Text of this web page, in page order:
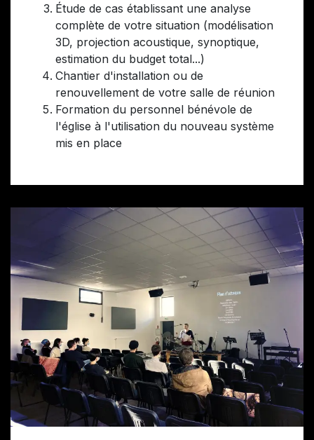
Étude de cas établissant une analyse
complète de votre situation (modélisation
3D, projection acoustique, synoptique,
estimation du budget total...)
Chantier d'installation ou de
renouvellement de votre salle de réunion
Formation du personnel bénévole de
l'église à l'utilisation du nouveau système
mis en place